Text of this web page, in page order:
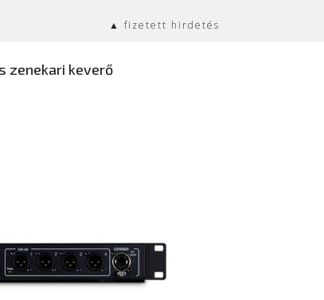
▲ fizetett hirdetés
zenekari keverő